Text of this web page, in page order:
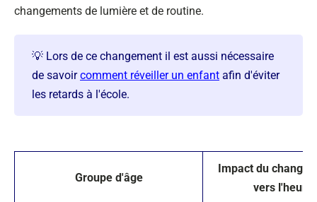
changements de lumière et de routine.
💡 Lors de ce changement il est aussi nécessaire
de savoircomment réveiller un enfant afin d'éviter
les retards à l'école.
Groupe d'âge
Impact du
vers l'heure